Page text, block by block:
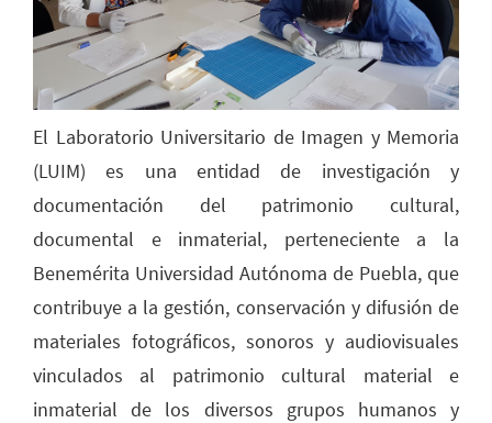
El Laboratorio Universitario de Imagen y Memoria
(LUIM) es una entidad de investigación y
documentación del patrimonio cultural,
documental e inmaterial, perteneciente a la
Benemérita Universidad Autónoma de Puebla, que
contribuye a la gestión, conservación y difusión de
materiales fotográficos, sonoros y audiovisuales
vinculados al patrimonio cultural material e
inmaterial de los diversos grupos humanos y